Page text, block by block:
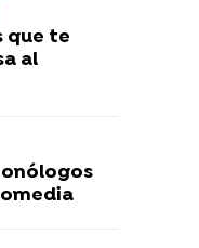
que te
al